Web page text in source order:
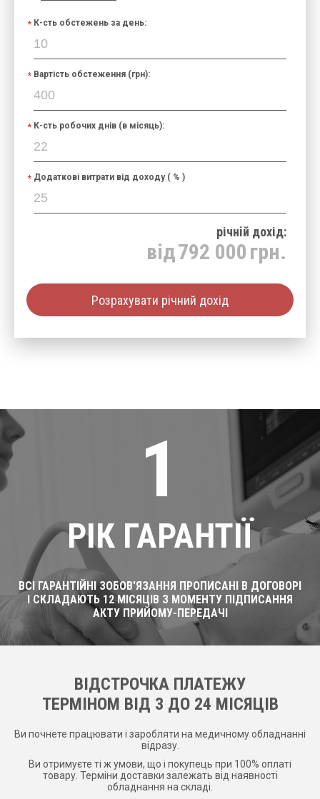
К-сть обстежень за день:
Вартість обстеження (грн):
К-сть робочих днів (в місяць):
Додаткові витрати від доходу ( % )
річнiй дохід:
від792 000 грн.
Розрахувати річний дохід
1
РІК ГАРАНТІЇ
ВСІ ГАРАНТІЙНІ ЗОБОВ'ЯЗАННЯ ПРОПИСАНІ В ДОГОВОРІ
І СКЛАДАЮТЬ 12 МІСЯЦІВ З МОМЕНТУ ПІДПИСАННЯ
АКТУ ПРИЙОМУ-ПЕРЕДАЧІ
ВІДСТРОЧКА ПЛАТЕЖУ
ТЕРМІНОМ ВІД 3 ДО 24 МІСЯЦІВ
Ви почнете працювати і заробляти на медичному обладнанні
відразу.
Ви отримуєте ті ж умови, що і покупець при 100% оплаті
товару. Терміни доставки залежать від наявності
обладнання на складі.